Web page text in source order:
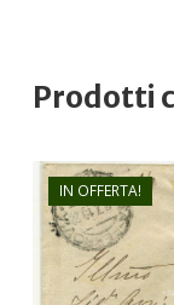
Prodotti
IN OFFERTA!